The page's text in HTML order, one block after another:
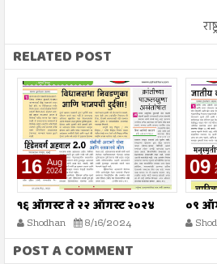
RELATED POST
16 Aug
2024
१६ ऑगस्ट ते २२ ऑगस्ट २०२४
Shodhan 8/16/2024
09
०९
POST A COMMENT